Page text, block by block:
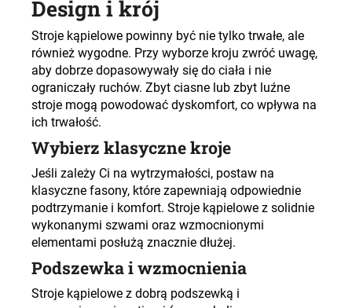
Design i krój
Stroje kąpielowe powinny być nie tylko trwałe, ale
również wygodne. Przy wyborze kroju zwróć uwagę,
aby dobrze dopasowywały się do ciała i nie
ograniczały ruchów. Zbyt ciasne lub zbyt luźne
stroje mogą powodować dyskomfort, co wpływa na
ich trwałość.
Wybierz klasyczne kroje
Jeśli zależy Ci na wytrzymałości, postaw na
klasyczne fasony, które zapewniają odpowiednie
podtrzymanie i komfort. Stroje kąpielowe z solidnie
wykonanymi szwami oraz wzmocnionymi
elementami posłużą znacznie dłużej.
Podszewka i wzmocnienia
Stroje kąpielowe z dobrą podszewką i